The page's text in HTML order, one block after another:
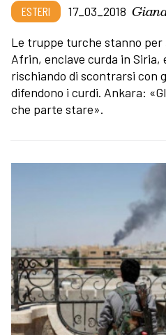
ESTERI 17_03_2018
Le truppe turche stanno per
Afrin, enclave curda in Siria,
rischiando di scontrarsi con
difendono i curdi. Ankara:
che parte stare».